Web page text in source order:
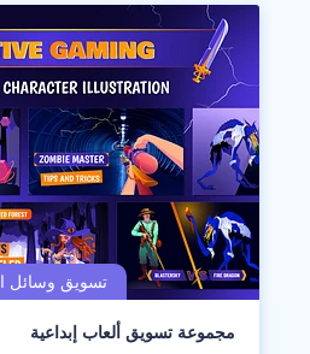
مجموعة تسويق ألعاب إبداعية